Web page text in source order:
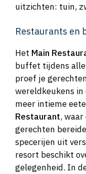
uitzichten: tuin,
Restaurants en
Het Main
buffet tijdens
proef je
wereldkeukens in
meer intieme
Restaurant,
gerechten
specerijen uit
resort beschikt
gelegenheid. In